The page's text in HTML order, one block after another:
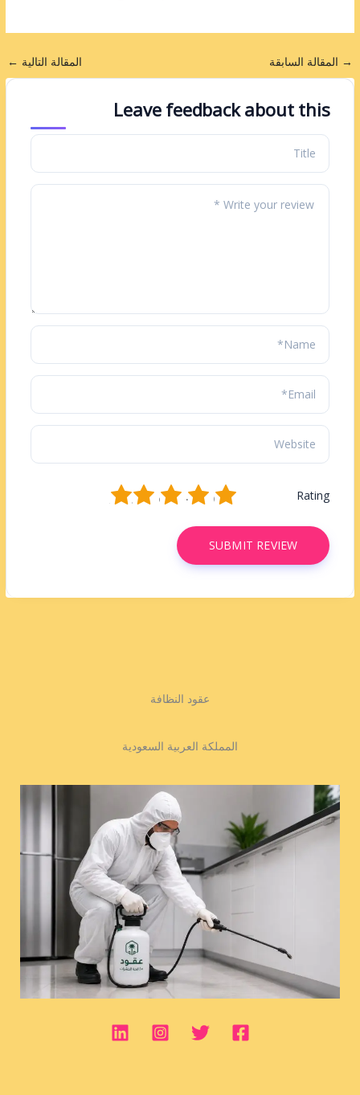
→ المقالة السابقة المقالة التالية ←
Leave feedback about this
Rating
5
4
3
2
1
عقود النظافة
المملكة العربية السعودية